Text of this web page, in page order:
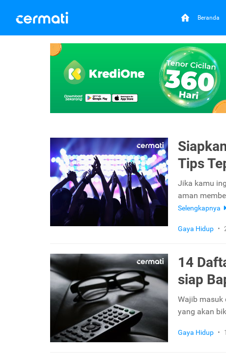
Beranda
Tips
Jika kamu
aman
Selengkapnya
Gaya Hidup •
14
siap
Wajib masuk
yang akan
Gaya Hidup •